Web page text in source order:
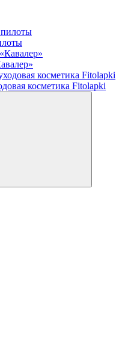
косметика Fitolapki